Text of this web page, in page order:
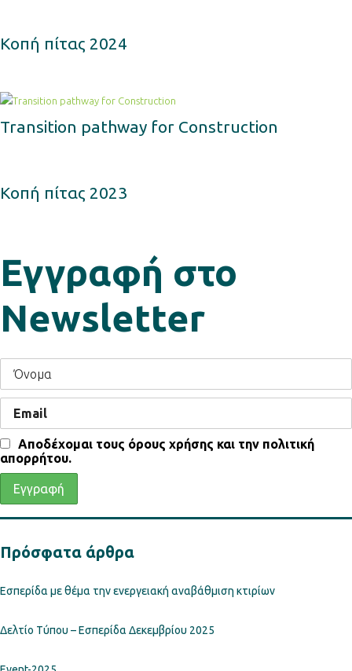
Κοπή πίτας 2024
Transition pathway for Construction
Κοπή πίτας 2023
Εγγραφή στο
Newsletter
Αποδέχομαι τους όρους χρήσης και την πολιτική
απορρήτου.
Πρόσφατα άρθρα
Εσπερίδα με θέμα την ενεργειακή αναβάθμιση κτιρίων
Δελτίο Τύπου – Εσπερίδα Δεκεμβρίου 2025